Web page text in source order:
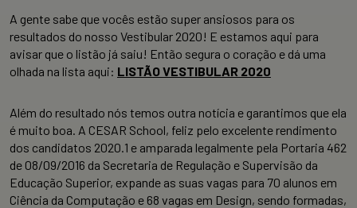
A gente sabe que vocês estão super ansiosos para os
resultados do nosso Vestibular 2020! E estamos aqui para
avisar que o listão já saiu! Então segura o coração e dá uma
olhada na lista aqui: LISTÃO VESTIBULAR 2020
Além do resultado nós temos outra notícia e garantimos que ela
é muito boa. A CESAR School, feliz pelo excelente rendimento
dos candidatos 2020.1 e amparada legalmente pela Portaria 462
de 08/09/2016 da Secretaria de Regulação e Supervisão da
Educação Superior, expande as suas vagas para 70 alunos em
Ciência da Computação e 68 vagas em Design, sendo formadas,